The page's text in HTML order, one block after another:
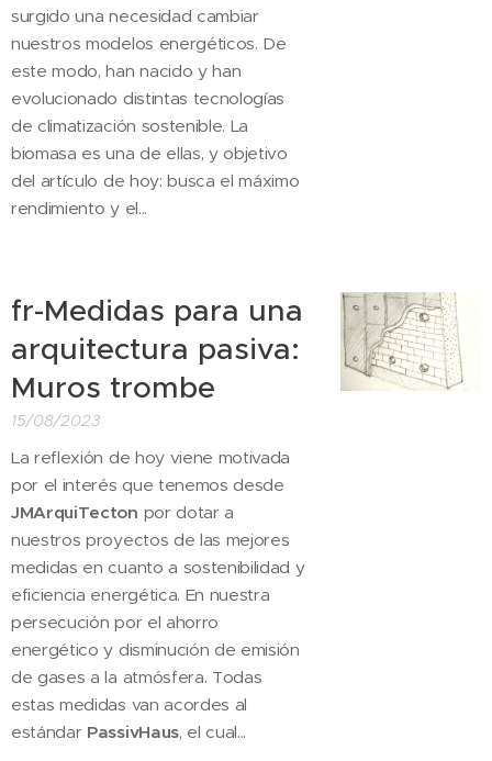
surgido una necesidad cambiar
nuestros modelos energéticos. De
este modo, han nacido y han
evolucionado distintas tecnologías
de climatización sostenible. La
biomasa es una de ellas, y objetivo
del artículo de hoy: busca el máximo
rendimiento y el...
fr-Medidas para una
arquitectura pasiva:
Muros trombe
15/08/2023
La reflexión de hoy viene motivada
por el interés que tenemos desde
JMArquiTecton por dotar a
nuestros proyectos de las mejores
medidas en cuanto a sostenibilidad y
eficiencia energética. En nuestra
persecución por el ahorro
energético y disminución de emisión
de gases a la atmósfera. Todas
estas medidas van acordes al
estándar PassivHaus, el cual...